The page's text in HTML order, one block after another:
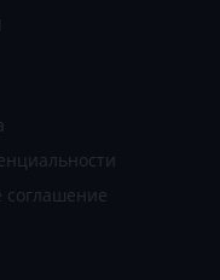
соглашение